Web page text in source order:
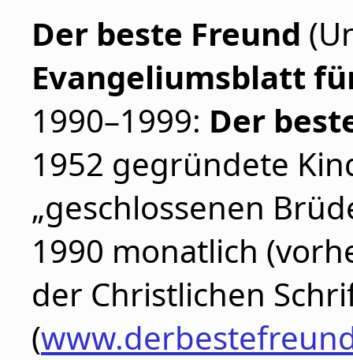
Der beste Freund
Evangeliumsblatt
1990–1999: Der
1952 gegründete
„geschlossenen
1990 monatlich
der Christlichen
(